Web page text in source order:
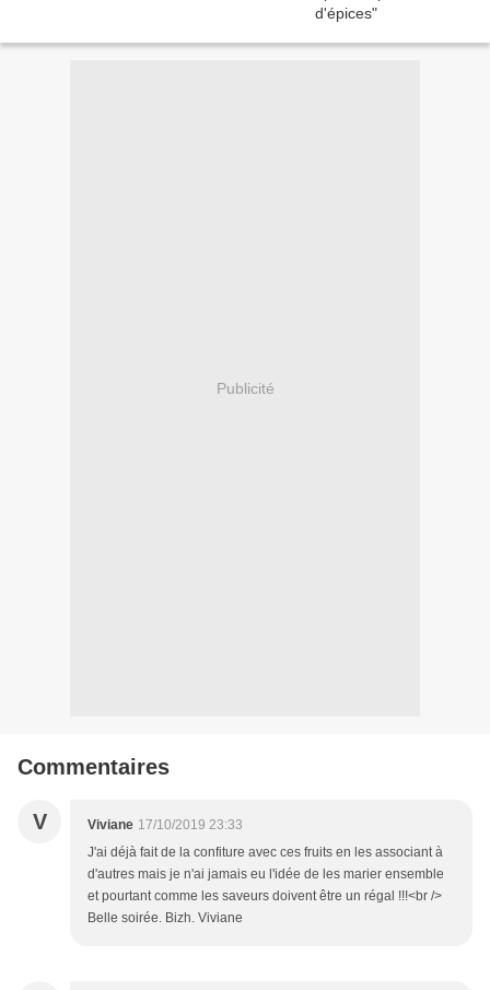
Publicité
Commentaires
V Viviane 17/10/2019 23:33
J'ai déjà fait de la confiture avec ces fruits en les associant à
d'autres mais je n'ai jamais eu l'idée de les marier ensemble
et pourtant comme les saveurs doivent être un régal !!!<br />
Belle soirée. Bizh. Viviane